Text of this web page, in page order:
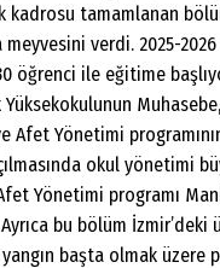
kadrosu tamamlanan
verdi. 2025-
öğrenci ile eğitime
Afet Yönetimi
okul yönetimi
Yönetimi programı
Ayrıca bu bölüm
yangın başta olmak